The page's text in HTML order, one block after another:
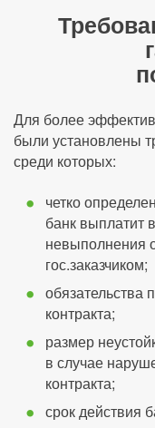
Для более
были установлены
среди которых:
четко
банк выплатит
невыполнения
гос.заказчиком;
обязательства
контракта;
размер
в случае
контракта;
срок действия